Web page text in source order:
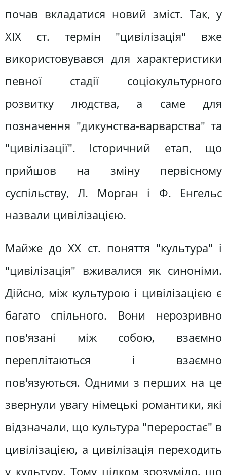
почав вкладатися новий зміст. Так, у
XIX ст. термін "цивілізація" вже
використовувався для характеристики
певної стадії соціокультурного
розвитку людства, а саме для
позначення "дикунства-варварства" та
"цивілізації". Історичний етап, що
прийшов на зміну первісному
суспільству, Л. Морган і Ф. Енгельс
назвали цивілізацією.
Майже до XX ст. поняття "культура" і
"цивілізація" вживалися як синоніми.
Дійсно, між культурою і цивілізацією є
багато спільного. Вони нерозривно
пов'язані між собою, взаємно
переплітаються і взаємно
пов'язуються. Одними з перших на це
звернули увагу німецькі романтики, які
відзначали, що культура "переростає" в
цивілізацією, а цивілізація переходить
у культуру. Тому цілком зрозуміло, що